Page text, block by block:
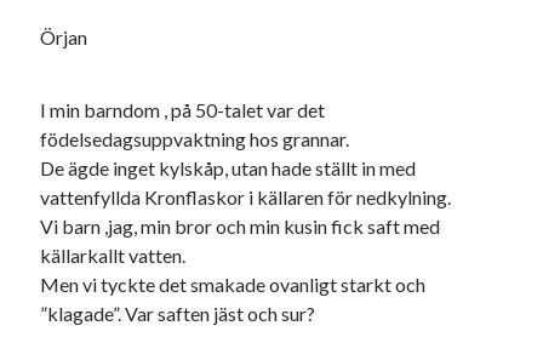
Örjan
I min barndom , på 50-talet var det
födelsedagsuppvaktning hos grannar.
De ägde inget kylskåp, utan hade ställt in med
vattenfyllda Kronflaskor i källaren för nedkylning.
Vi barn ,jag, min bror och min kusin fick saft med
källarkallt vatten.
Men vi tyckte det smakade ovanligt starkt och
”klagade”. Var saften jäst och sur?